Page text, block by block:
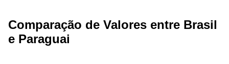
Comparação de Valores entre Brasil
e Paraguai